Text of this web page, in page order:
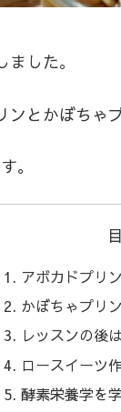
ました。
とかぼちゃ
。
アボカドプリン
かぼちゃプリン
レッスンの後
ロースイーツ
酵素栄養学を